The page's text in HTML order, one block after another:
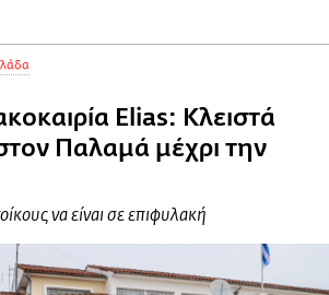
Elias: Κλειστά
Παλαμά μέχρι την
να είναι σε επιφυλακή